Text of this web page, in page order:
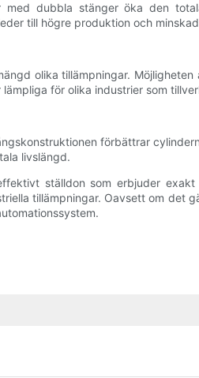
dubbla stänger öka den
till högre produktion och
olika tillämpningar.
för olika industrier som
förbättrar
livslängd.
ställdon som erbjuder
tillämpningar. Oavsett om det